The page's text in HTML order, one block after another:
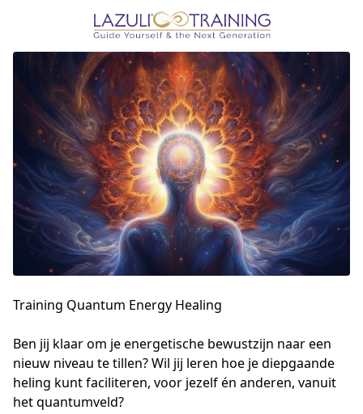
Training Quantum Energy Healing
Ben jij klaar om je energetische bewustzijn naar een
nieuw niveau te tillen? Wil jij leren hoe je diepgaande
heling kunt faciliteren, voor jezelf én anderen, vanuit
het quantumveld?